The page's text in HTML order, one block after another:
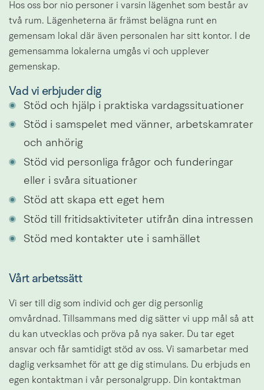
Hos oss bor nio personer i varsin lägenhet som består av
två rum. Lägenheterna är främst belägna runt en
gemensam lokal där även personalen har sitt kontor. I de
gemensamma lokalerna umgås vi och upplever
gemenskap.
Vad vi erbjuder dig
Stöd och hjälp i praktiska vardagssituationer
Stöd i samspelet med vänner, arbetskamrater
och anhörig
Stöd vid personliga frågor och funderingar
eller i svåra situationer
Stöd att skapa ett eget hem
Stöd till fritidsaktiviteter utifrån dina intressen
Stöd med kontakter ute i samhället
Vårt arbetssätt
Vi ser till dig som individ och ger dig personlig
omvårdnad. Tillsammans med dig sätter vi upp mål så att
du kan utvecklas och pröva på nya saker. Du tar eget
ansvar och får samtidigt stöd av oss. Vi samarbetar med
daglig verksamhet för att ge dig stimulans. Du erbjuds en
egen kontaktman i vår personalgrupp. Din kontaktman